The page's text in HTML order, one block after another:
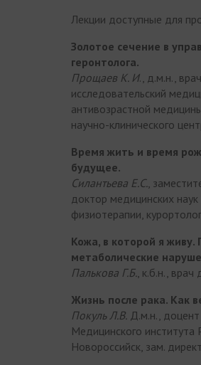
Лекции доступные для
Золотое сечение в
геронтолога.
Прощаев К. И., д.м.н.,
исследовательский
антивозрастной
научно-клинического
Время жить и время
будущее.
Силантьева Е.С. ,
доктор медицинских
физиотерапии,
Кожа, в которой я живу.
метаболические
Палькова Г.Б. , к.б.н.,
Жизнь после рака. Как
Покуль Л.В. Д.м.н., доцент
Медицинского
Новороссийск, зам.